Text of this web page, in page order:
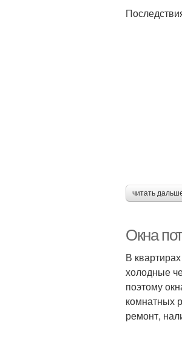
читать
Окна
В
холодные
поэтому
комнатных
ремонт,